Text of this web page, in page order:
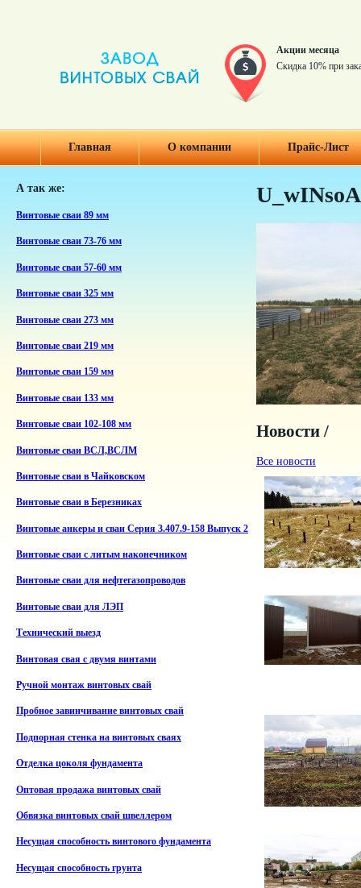
Акции месяца
Скидка 10% при
Главная О компании Прайс-Лист
А так же:
Винтовые сваи 89 мм
Винтовые сваи 73-76 мм
Винтовые сваи 57-60 мм
Винтовые сваи 325 мм
Винтовые сваи 273 мм
Винтовые сваи 219 мм
Винтовые сваи 159 мм
Винтовые сваи 133 мм
Винтовые сваи 102-108 мм
Винтовые сваи ВСЛ,ВСЛМ
Винтовые сваи в Чайковском
Винтовые сваи в Березниках
Винтовые анкеры и сваи Серия 3.407.9-158 Выпуск 2
Винтовые сваи с литым наконечником
Винтовые сваи для нефтегазопроводов
Винтовые сваи для ЛЭП
Технический выезд
Винтовая свая с двумя винтами
Ручной монтаж винтовых свай
Пробное завинчивание винтовых свай
Подпорная стенка на винтовых сваях
Отделка цоколя фундамента
Оптовая продажа винтовых свай
Обвязка винтовых свай швеллером
Несущая способность винтового фундамента
Несущая способность грунта
Новости /
Все новости